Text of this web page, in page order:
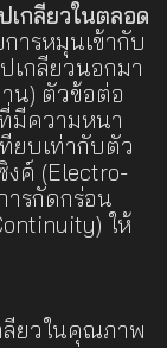
เกลียวในตลอด
การหมุนเข้ากับ
เกลียวนอกมา
าน) ตัวข้อต่อ
มีความหนา
ยบเท่ากับตัว
ค์ (Electro-
ารกัดกร่อน
ให้
ลียวในคุณภาพ